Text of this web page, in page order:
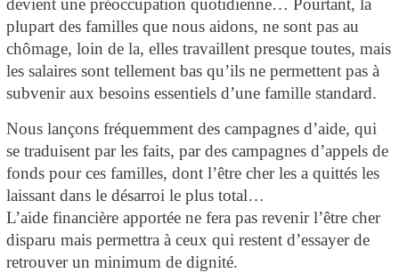
devient une préoccupation quotidienne… Pourtant, la
plupart des familles que nous aidons, ne sont pas au
chômage, loin de la, elles travaillent presque toutes, mais
les salaires sont tellement bas qu’ils ne permettent pas à
subvenir aux besoins essentiels d’une famille standard.
Nous lançons fréquemmentdes campagnes d’aide, qui
se traduisent par les faits, par des campagnes d’appels de
fonds pour ces familles, dont l’être cher les a quittés les
laissant dans le désarroi le plus total…
L’aide financière apportée ne fera pas revenir l’être cher
disparu mais permettra à ceux qui restent d’essayer de
retrouver un minimum de dignité.